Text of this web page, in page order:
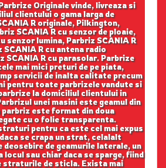
Originale vinde, livreaza si
clientului o gama larga de
R originale, Pilkington,
SCANIA R cu senzor de ploaie,
senzor lumina, Parbriz SCANIA R
R cu antena radio
SCANIA R cu parasolar. Parbrize
mai mici preturi de pe piata,
servicii de inalta calitate precum
pentru toate parbrizele vandute si
la domiciliul clientului in
unei masini este geamul din
este format din doua
cu o folie transparenta.
pentru ca este cel mai expus
se crapa un strat, celalalt
deosebire de geamurile laterale, un
locul sau chiar daca se sparge, fiind
de sticla. Exista mai